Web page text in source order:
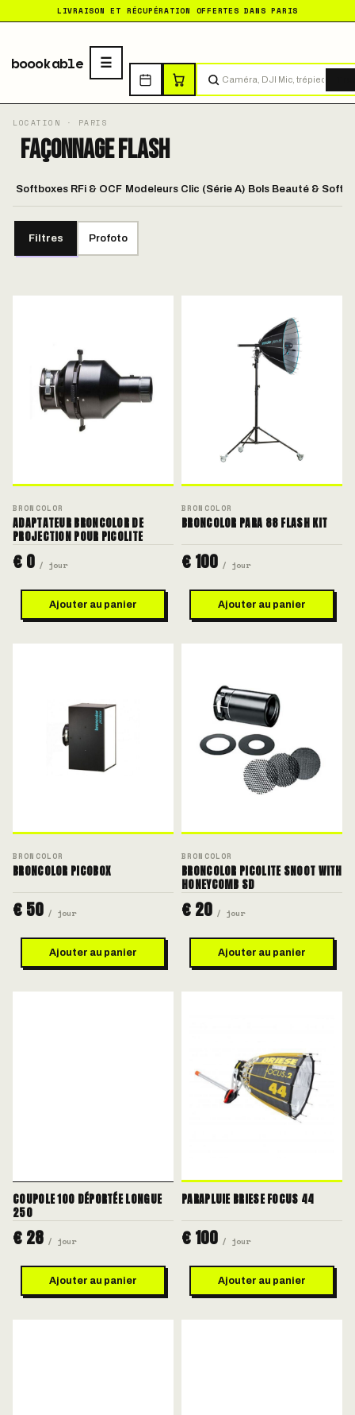
LIVRAISON ET RÉCUPÉRATION OFFERTES DANS PARIS
boookable
Façonnage Flash
Softboxes RFi & OCF Modeleurs Clic (Série A) Bols Beauté &
Filtres Profoto
BRONCOLOR
ADAPTATEUR BRONCOLOR DE
PROJECTION POUR PICOLITE
€ 0 / jour
Ajouter au panier
BRONCOLOR
BRONCOLOR PARA 88 FLASH KIT
€ 100 / jour
Ajouter au panier
BRONCOLOR
BRONCOLOR PICOBOX
€ 50 / jour
Ajouter au panier
BRONCOLOR
BRONCOLOR PICOLITE SNOOT WITH
HONEYCOMB SD
€ 20 / jour
Ajouter au panier
COUPOLE 100 DÉPORTÉE LONGUE
250
€ 28 / jour
Ajouter au panier
PARAPLUIE BRIESE FOCUS 44
€ 100 / jour
Ajouter au panier